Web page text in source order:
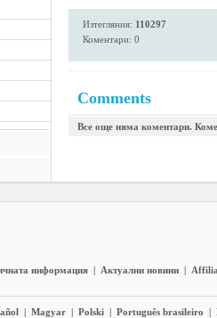
Изтегляния: 110297
Коментари: 0
Comments
Все още няма коментари.
информация | Актуални новини |
| Magyar | Polski | Português brasileiro |